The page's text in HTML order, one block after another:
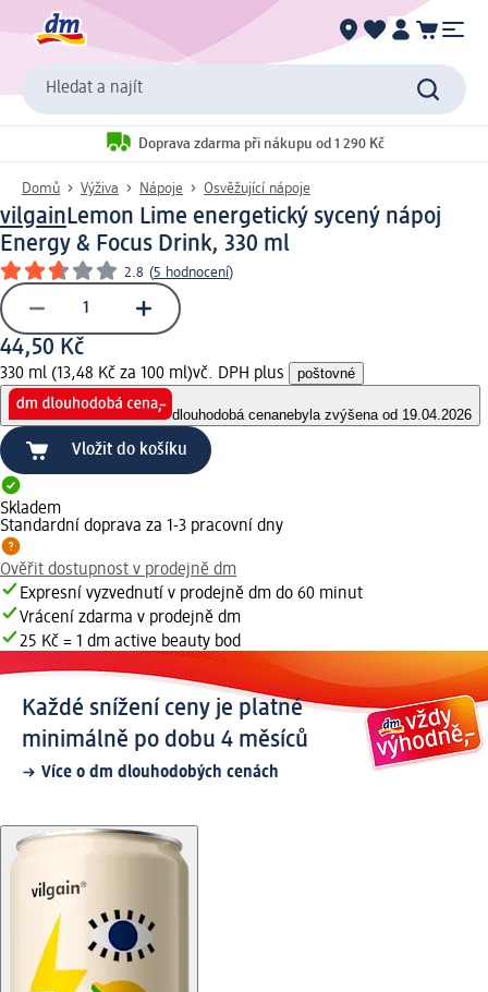
Hledat a najít
Doprava zdarma při nákupu od 1 290 Kč
Domů Výživa Nápoje Osvěžující nápoje
vilgainLemon Lime energetický sycený nápoj
Energy & Focus Drink, 330 ml
2.8 (5 hodnocení)
44,50 Kč
330 ml (13,48 Kč za 100 ml)vč. DPH plus poštovné
dlouhodobá cenanebyla zvýšena od 19.04.2026
Vložit do košíku
Skladem
Standardní doprava za 1-3 pracovní dny
Ověřit dostupnost v prodejně dm
Expresní vyzvednutí v prodejně dm do 60 minut
Vrácení zdarma v prodejně dm
25 Kč = 1 dm active beauty bod
Každé snížení ceny je platné
minimálně po dobu 4 měsíců
Více o dm dlouhodobých cenách